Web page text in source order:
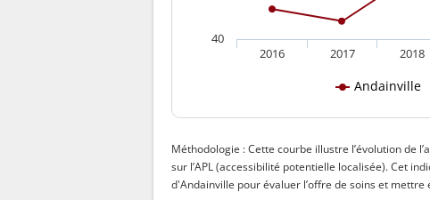
Andainville
2016 2017 2018
40
Méthodologie : Cette courbe illustre l’évolution de
sur l’APL (accessibilité potentielle localisée). Cet
d'Andainville pour évaluer l’offre de soins et